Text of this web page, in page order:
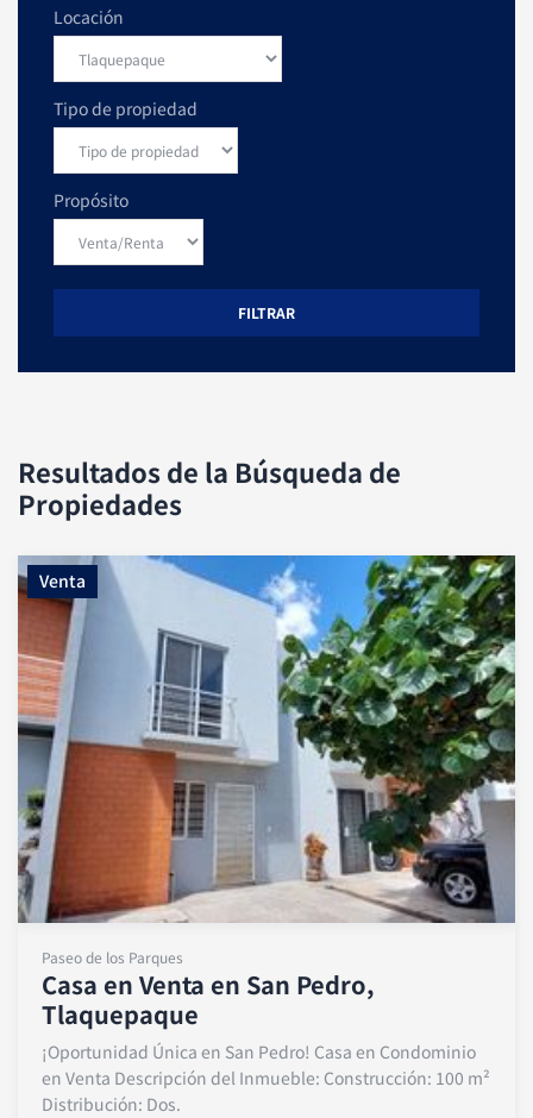
Locación
Tipo de propiedad
Propósito
FILTRAR
Resultados de la Búsqueda de
Propiedades
Venta
Paseo de los Parques
Casa en Venta en San Pedro,
Tlaquepaque
¡Oportunidad Única en San Pedro! Casa en Condominio
en Venta Descripción del Inmueble: Construcción: 100 m²
Distribución: Dos.